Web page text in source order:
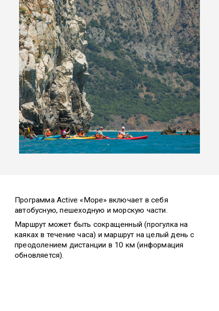
Программа Active «Море» включает в себя
автобусную, пешеходную и морскую части.
Маршрут может быть сокращенный (прогулка на
каяках в течение часа) и маршрут на целый день с
преодолением дистанции в 10 км (информация
обновляется).